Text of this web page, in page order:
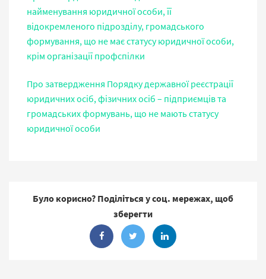
найменування юридичної особи, її
відокремленого підрозділу, громадського
формування, що не має статусу юридичної особи,
крім організації профспілки
Про затвердження Порядку державної реєстрації
юридичних осіб, фізичних осіб – підприємців та
громадських формувань, що не мають статусу
юридичної особи
Було корисно? Поділіться у соц. мережах, щоб
зберегти